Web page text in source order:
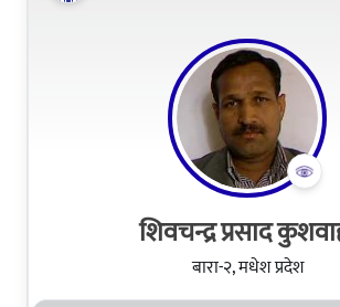
शिवचन्द्र प्रसाद
बारा-२, मधेश प्रदेश